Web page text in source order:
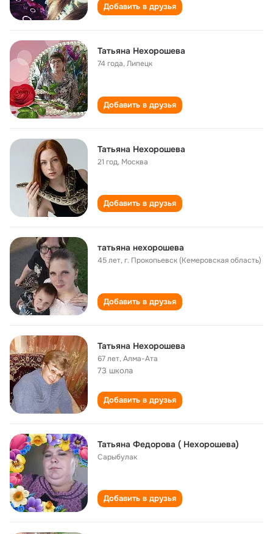
Добавить в друзья
Татьяна Нехорошева
74 года,Липецк
Добавить в друзья
Татьяна Нехорошева
21 год, Москва
Добавить в друзья
татьяна нехорошева
45 лет,г. Прокопьевск (Кемеровская область)
Добавить в друзья
Татьяна Нехорошева
67 лет,Алма-Ата
73 школа
Добавить в друзья
Татьяна Федорова ( Нехорошева)
Сарыбулак
Добавить в друзья